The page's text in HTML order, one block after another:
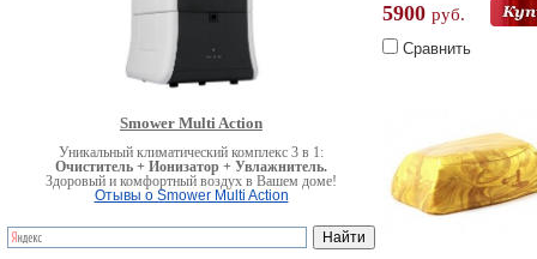
Smower Multi Action
Уникальный климатический комплекс 3 в 1:
Очиститель + Ионизатор + Увлажнитель.
Здоровый и комфортный воздух в Вашем доме!
Отывы о Smower Multi Action
5900 руб.
Сравнить